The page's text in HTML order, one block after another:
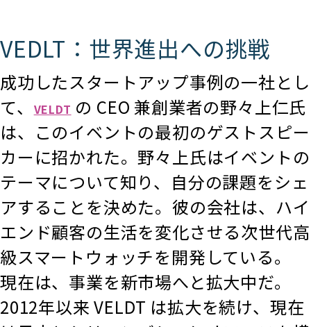
VEDLT：世界進出への挑戦
成功したスタートアップ事例の一社とし
て、
VELDT の CEO 兼創業者の野々上仁氏
は、このイベントの最初のゲストスピー
カーに招かれた。野々上氏はイベントの
テーマについて知り、自分の課題をシェ
アすることを決めた。彼の会社は、ハイ
エンド顧客の生活を変化させる次世代高
級スマートウォッチを開発している。
現在は、事業を新市場へと拡大中だ。
2012年以来 VELDT は拡大を続け、現在